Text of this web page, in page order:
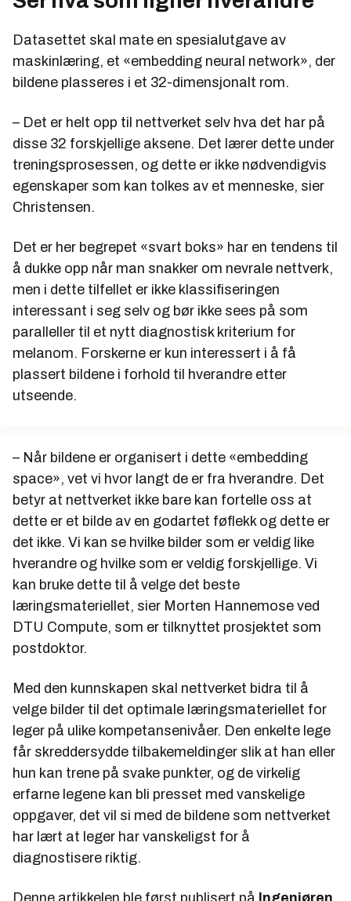
Datasettet skal mate en spesialutgave av
maskinlæring, et «embedding neural network», der
bildene plasseres i et 32-dimensjonalt rom.
– Det er helt opp til nettverket selv hva det har på
disse 32 forskjellige aksene. Det lærer dette under
treningsprosessen, og dette er ikke nødvendigvis
egenskaper som kan tolkes av et menneske, sier
Christensen.
Det er her begrepet «svart boks» har en tendens til
å dukke opp når man snakker om nevrale nettverk,
men i dette tilfellet er ikke klassifiseringen
interessant i seg selv og bør ikke sees på som
paralleller til et nytt diagnostisk kriterium for
melanom. Forskerne er kun interessert i å få
plassert bildene i forhold til hverandre etter
utseende.
– Når bildene er organisert i dette «embedding
space», vet vi hvor langt de er fra hverandre. Det
betyr at nettverket ikke bare kan fortelle oss at
dette er et bilde av en godartet føflekk og dette er
det ikke. Vi kan se hvilke bilder som er veldig like
hverandre og hvilke som er veldig forskjellige. Vi
kan bruke dette til å velge det beste
læringsmateriellet, sier Morten Hannemose ved
DTU Compute, som er tilknyttet prosjektet som
postdoktor.
Med den kunnskapen skal nettverket bidra til å
velge bilder til det optimale læringsmateriellet for
leger på ulike kompetansenivåer. Den enkelte lege
får skreddersydde tilbakemeldinger slik at han eller
hun kan trene på svake punkter, og de virkelig
erfarne legene kan bli presset med vanskelige
oppgaver, det vil si med de bildene som nettverket
har lært at leger har vanskeligst for å
diagnostisere riktig.
Denne artikkelen ble først publisert på Ingeniøren.